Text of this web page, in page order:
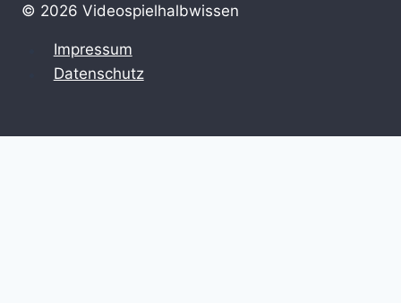
© 2026 Videospielhalbwissen
Impressum
Datenschutz